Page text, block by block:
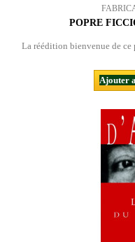
POPRE
La réédition bienvenue de ce
Ajouter